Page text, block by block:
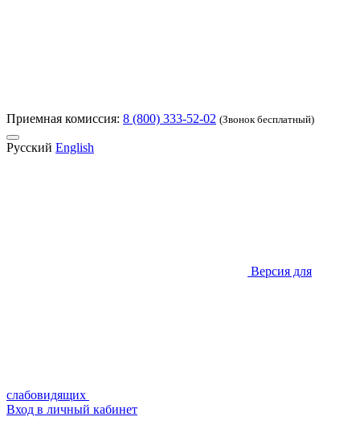
Приемная комиссия: 8 (800) 333-52-02 (Звонок бесплатный)
Русский English
Версия для
слабовидящих
Вход в личный кабинет